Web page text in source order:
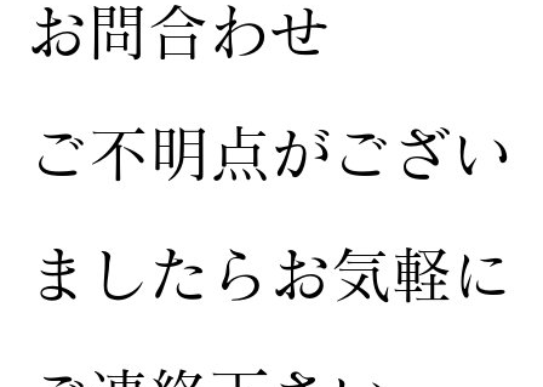
お問合わせ
ご不明点がござい
ましたらお気軽に